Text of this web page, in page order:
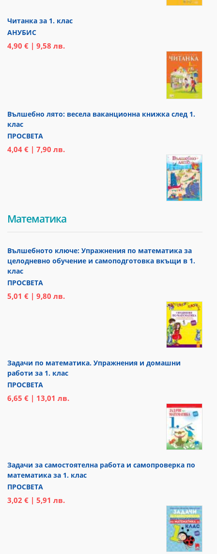
Читанка за 1. клас
АНУБИС
4,90 € | 9,58 лв.
Вълшебно лято: весела ваканционна книжка след 1.
клас
ПРОСВЕТА
4,04 € | 7,90 лв.
Математика
Вълшебното ключе: Упражнения по математика за
целодневно обучение и самоподготовка вкъщи в 1.
клас
ПРОСВЕТА
5,01 € | 9,80 лв.
Задачи по математика. Упражнения и домашни
работи за 1. клас
ПРОСВЕТА
6,65 € | 13,01 лв.
Задачи за самостоятелна работа и самопроверка по
математика за 1. клас
ПРОСВЕТА
3,02 € | 5,91 лв.